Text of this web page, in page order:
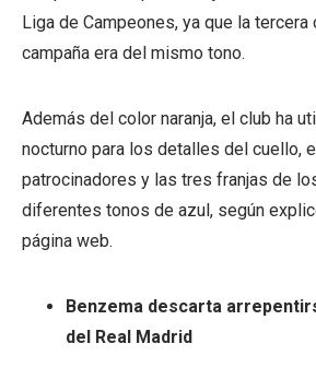
Liga de Campeones, ya que la
campaña era del mismo tono.
Además del color naranja, el club ha
nocturno para los detalles del cuello,
patrocinadores y las tres franjas de
diferentes tonos de azul, según
página web.
Benzema descarta
del Real Madrid